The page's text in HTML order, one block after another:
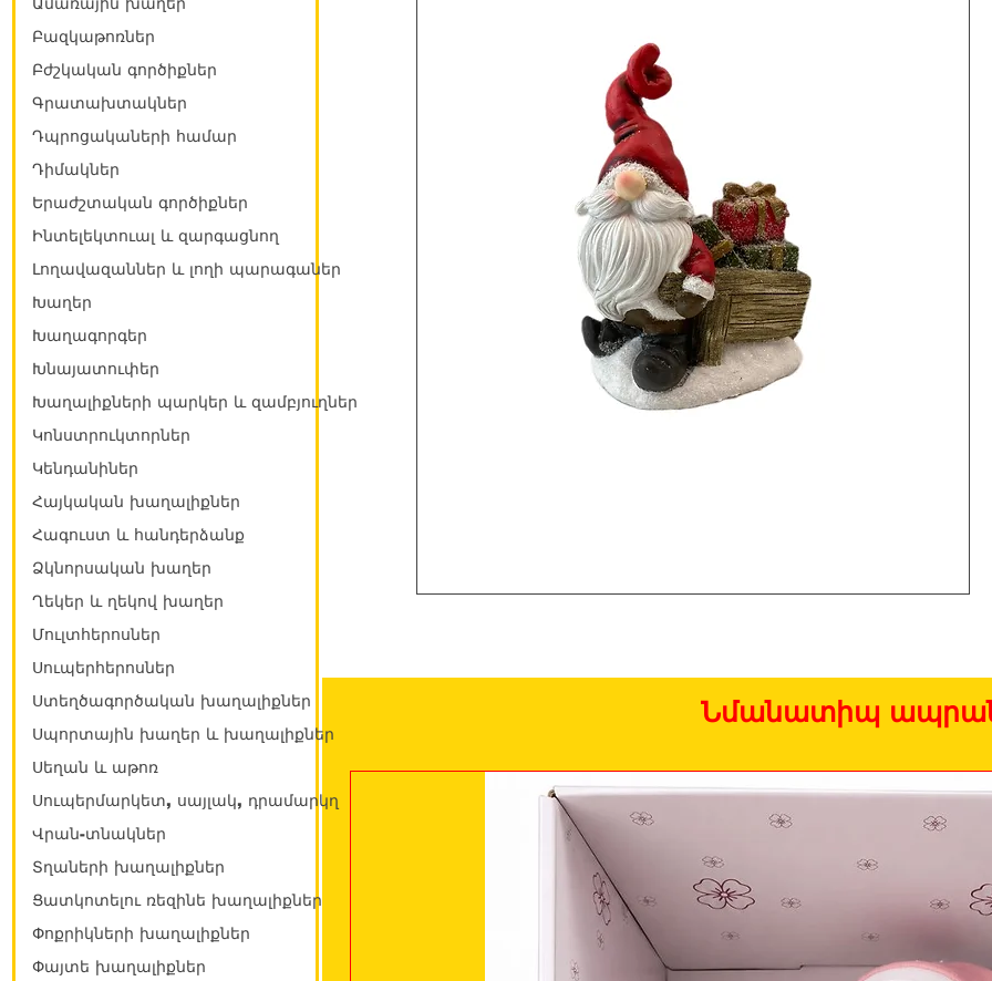
Նմանատիպ
Ամառային խաղեր
Բազկաթոռներ
Բժշկական գործիքներ
Գրատախտակներ
Դպրոցակաների համար
Դիմակներ
Երաժշտական գործիքներ
Ինտելեկտուալ և զարգացնող
Լողավազաններ և լողի պարագաներ
Խաղեր
Խաղագորգեր
Խնայատուփեր
Խաղալիքների պարկեր և զամբյուղներ
Կոնստրուկտորներ
Կենդանիներ
Հայկական խաղալիքներ
Հագուստ և հանդերձանք
Ձկնորսական խաղեր
Ղեկեր և ղեկով խաղեր
Մուլտհերոսներ
Սուպերհերոսներ
Ստեղծագործական խաղալիքներ
Սպորտային խաղեր և խաղալիքներ
Սեղան և աթոռ
Սուպերմարկետ, սայլակ, դրամարկղ
Վրան-տնակներ
Տղաների խաղալիքներ
Ցատկոտելու ռեզինե խաղալիքներ
Փոքրիկների խաղալիքներ
Փայտե խաղալիքներ